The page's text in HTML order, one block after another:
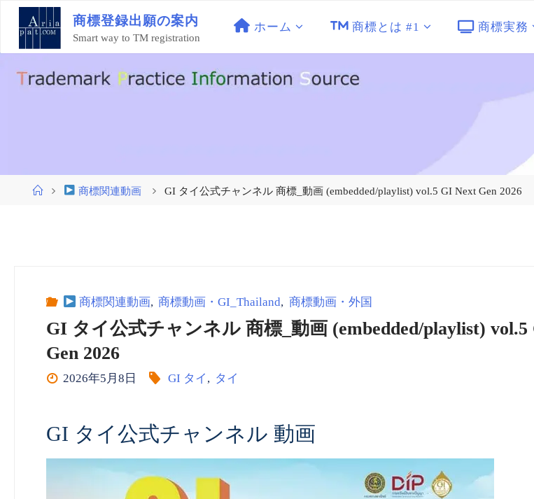
ン
商標登録出願の案内
Smart way to TM registration
ホーム 商標とは #1 商標実務
ホ
商標関連動画 GI タイ公式チャンネル 商標_動画 (embedded/playlist) vol.5 GI Next Gen 2026
商標関連動画, 商標動画・GI_Thailand, 商標動画・外国
GI タイ公式チャンネル 商標_動画 (embedded/playlist) vol.5
Gen 2026
2026年5月8日 GI タイ , タイ
GI タイ公式チャンネル 動画